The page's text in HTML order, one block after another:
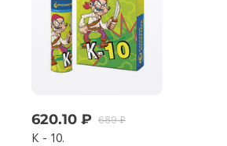
620.10 ₽ 689 ₽
К - 10.